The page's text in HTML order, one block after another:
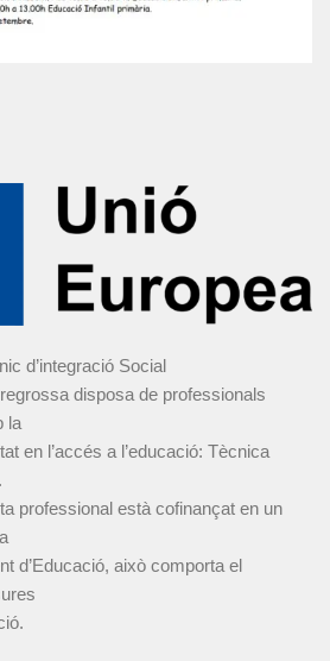
d’integració Social
disposa de professionals
la
en l’accés a l’educació: Tècnica
professional està cofinançat en un
d’Educació, això comporta el